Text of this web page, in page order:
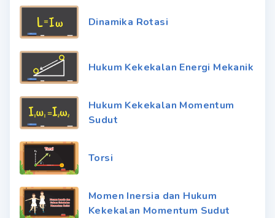
Dinamika Rotasi
Hukum Kekekalan Energi Mekanik
Hukum Kekekalan Momentum
Sudut
Torsi
Momen Inersia dan Hukum
Kekekalan Momentum Sudut